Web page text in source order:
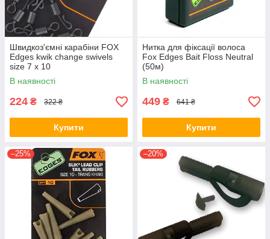
Швидкоз'ємні карабіни FOX
Edges kwik change swivels
size 7 x 10
В наявності
224 ₴ 322 ₴
Купити
Нитка для фіксації волоса
Fox Edges Bait Floss Neutral
(50м)
В наявності
449 ₴ 641 ₴
Купити
–25% –20%